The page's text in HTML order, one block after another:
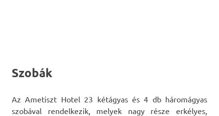
Szobák
Az Ametiszt Hotel 23 kétágyas és 4 db háromágyas
szobával rendelkezik, melyek nagy része erkélyes,